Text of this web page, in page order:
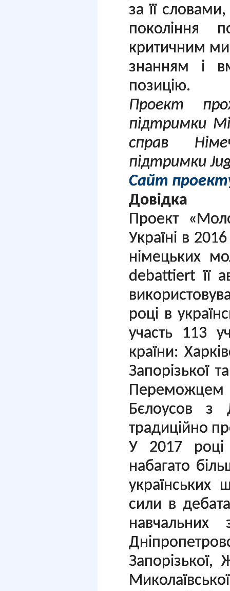
за її
покоління
критичним
знанням і
позицію.
Проект
підтримки
справ
підтримки
Сайт
Довідка
Проект
Україні в
німецьких
debattiert її
році в
участь 113
країни:
Запорізької
Бєлоусов з
традиційно
У 2017 році
набагато
українських
сили в
навчальних
Запорізької,